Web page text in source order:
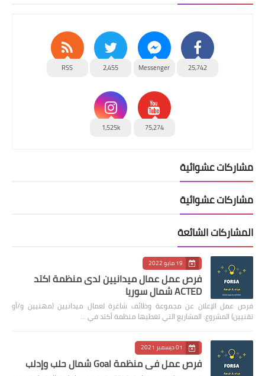
25,742
Messenger
2,455
RSS
75,274
1,525k
مشاركات عشوائية
مشاركات عشوائية
المشاركات الشائعة
19 مايو 2022
فرص عمل عمال ميدانيين لدى منظمة اكتد
ACTED شمال سوريا
فرص عمل الإعلان عن مجموعة وظائف شاغرة لعمال ميدانيين (مهنيين و/أو
تقنيين) المشروع: المشاريع التي تغطيها منظمة أكتد في …
01 ديسمبر 2021
فرص عمل في منظمة Goal شمال حلب وإدلب